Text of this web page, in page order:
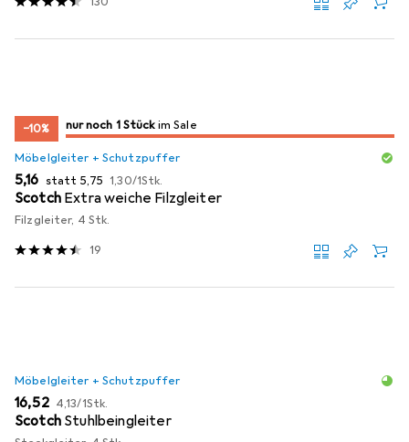
−10% noch 1 Stückim Sale
nur noch 1 Stück im Sale
Möbelgleiter + Schutzpuffer
EUR
5,16 statt EUR
5,75 EUR
1,30/1Stk.
Scotch Extra weiche Filzgleiter
Filzgleiter, 4 Stk.
19
Möbelgleiter + Schutzpuffer
EUR
16,52 EUR
4,13/1Stk.
Scotch Stuhlbeingleiter